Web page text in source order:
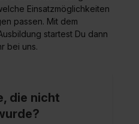
verfügen über kein
(EuGH – Schrems
Einwilligung jederzeit mit
oder teilweise über unsere
durch Klick auf „Details
Datenschutzerklärung
Einsatzmöglichkeiten
passen. Mit dem
startest Du dann
bei uns.
die nicht